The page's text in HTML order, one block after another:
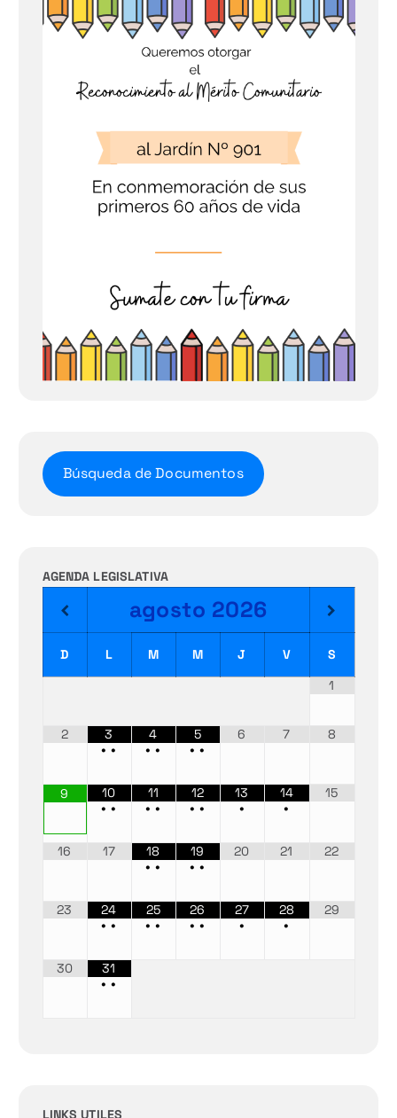
Búsqueda de Documentos
AGENDA LEGISLATIVA
agosto 2026
D L M M J V
S
1
2
3
••
4
••
5
••
6 7 8
9
10
••
11
••
12
••
13
•
14
•
15
16 17
18
••
19
••
20 21 22
23
24
••
25
••
26
••
27
•
28
•
29
30
31
••
LINKS UTILES